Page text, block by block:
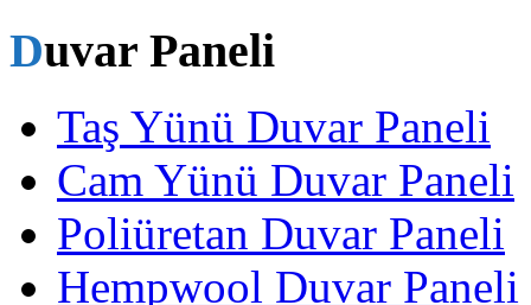
Duvar Paneli
Taş Yünü Duvar Paneli
Cam Yünü Duvar Paneli
Poliüretan Duvar Paneli
Hempwool Duvar Paneli